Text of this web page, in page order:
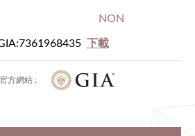
NON
下載
方網站 :